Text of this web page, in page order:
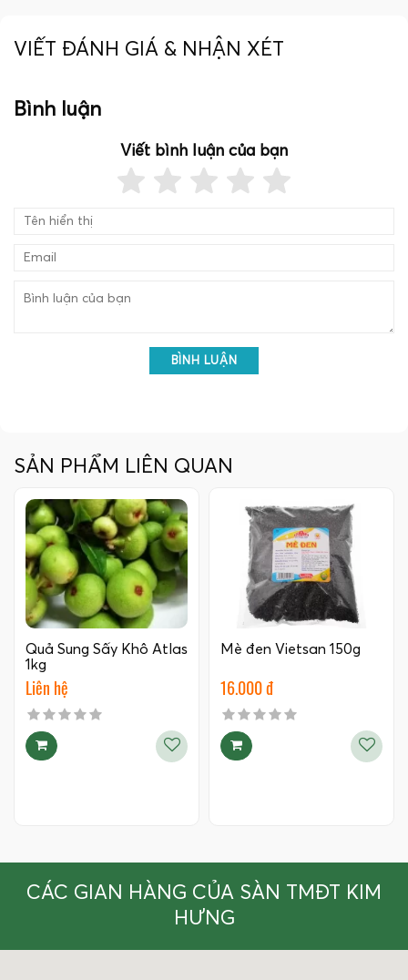
VIẾT ĐÁNH GIÁ & NHẬN XÉT
Bình luận
Viết bình luận của bạn
BÌNH LUẬN
SẢN PHẨM LIÊN QUAN
Quả Sung Sấy Khô Atlas
1kg
Liên hệ
Mè đen Vietsan 150g
16.000 đ
CÁC GIAN HÀNG CỦA SÀN TMĐT KIM
HƯNG